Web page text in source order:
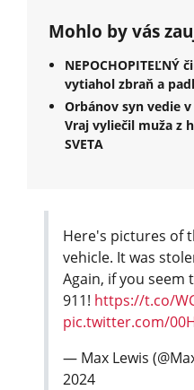
Mohlo by vás
NEPOCHOPITEĽNÝ
vytiahol zbraň a
Orbánov syn vedie
Vraj vyliečil muža z
SVETA
Here's pictures of
vehicle. It was
Again, if you seem
911! https://t.co/
pic.twitter.com/
— Max Lewis
2024